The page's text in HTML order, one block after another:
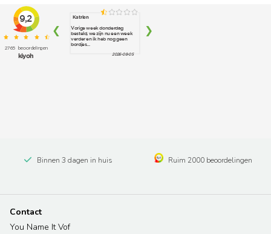
Binnen 3 dagen in huis Ruim 2000 beoordelingen
Contact
You Name It Vof